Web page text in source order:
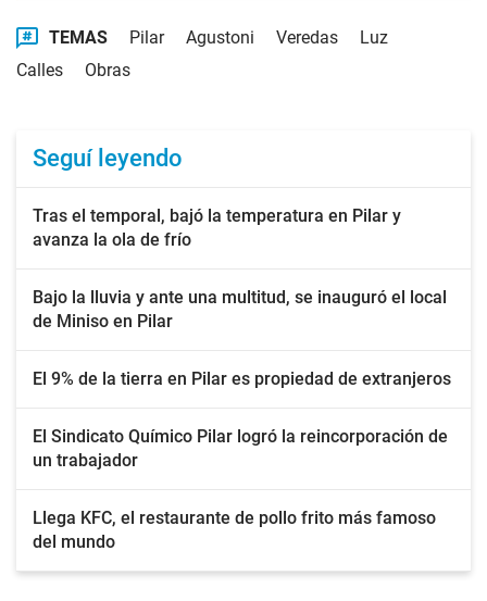
TEMAS Pilar Agustoni Veredas
Luz
Calles
Obras
Seguí leyendo
Tras el temporal, bajó la temperatura en Pilar y
avanza la ola de frío
Bajo la lluvia y ante una multitud, se inauguró el local
de Miniso en Pilar
El 9% de la tierra en Pilar es propiedad de extranjeros
El Sindicato Químico Pilar logró la reincorporación de
un trabajador
Llega KFC, el restaurante de pollo frito más famoso
del mundo